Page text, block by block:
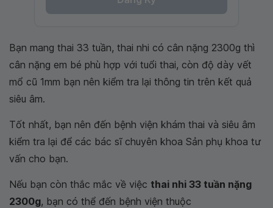
Bạn mang thai 33 tuần, thai nhi có cân nặng 2300g thì
cân nặng em bé phù hợp với tuổi thai, còn độ dày vết
mổ cũ 1mm bạn nên kiểm tra lại thông tin trên kết quả
siêu âm.
Tốt nhất, bạn nên đến bệnh viện khám thai và siêu âm
kiểm tra lại để các bác sĩ chuyên khoa Sản phụ khoa tư
vấn cho bạn.
Nếu bạn còn thắc mắc về việc thai nhi 33 tuần nặng
2300g, bạn có thể đến bệnh viện thuộc